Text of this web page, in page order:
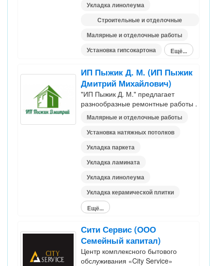
Укладка линолеума
Строительные и отделочные
материалы
Малярные и отделочные работы
Установка гипсокартона
Ещё...
ИП Пыжик Д. М. (ИП Пыжик
Дмитрий Михайлович)
"ИП Пыжик Д. М." предлагает
разнообразные ремонтные работы .
Малярные и отделочные работы
Установка натяжных потолков
Укладка паркета
Укладка ламината
Укладка линолеума
Укладка керамической плитки
Ещё...
Сити Сервис (ООО
Семейный капитал)
Центр комплексного бытового
обслуживания «City Service»